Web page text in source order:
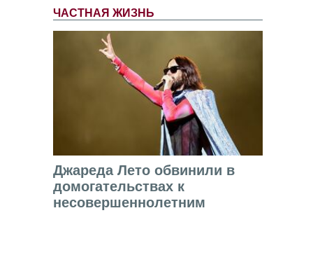
ЧАСТНАЯ ЖИЗНЬ
Джареда Лето обвинили в
домогательствах к
несовершеннолетним